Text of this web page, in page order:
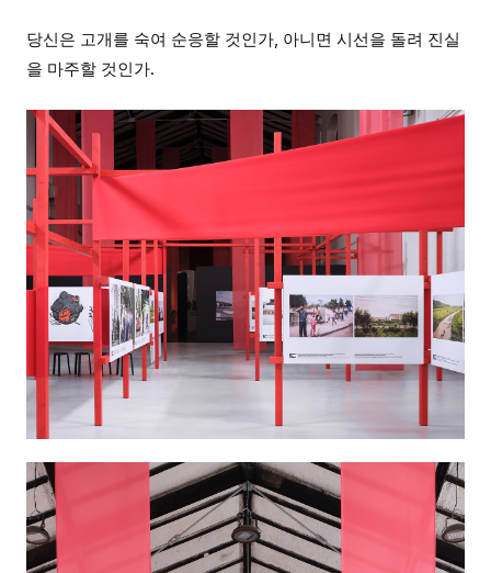
당신은 고개를 숙여 순응할 것인가, 아니면 시선을 돌려 진실
을 마주할 것인가.